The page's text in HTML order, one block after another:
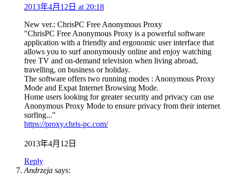
2013年4月12日 at 20:18
New ver.: ChrisPC Free Anonymous Proxy
"ChrisPC Free Anonymous Proxy is a powerful software
application with a friendly and ergonomic user interface that
allows you to surf anonymously online and enjoy watching
free TV and on-demand television when living abroad,
travelling, on business or holiday.
The software offers two running modes : Anonymous Proxy
Mode and Expat Internet Browsing Mode.
Home users looking for greater security and privacy can use
Anonymous Proxy Mode to ensure privacy from their internet
surfing..."
https://proxy.chris-pc.com/
2013年4月12日
Reply
Andrzeja says: